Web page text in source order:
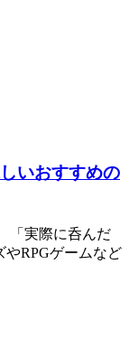
いおすすめの
「実際に呑んだ
やRPGゲームなど